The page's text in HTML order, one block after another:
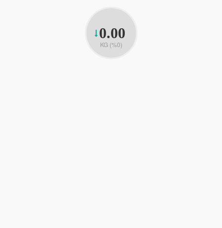
0.00
KG (%0)